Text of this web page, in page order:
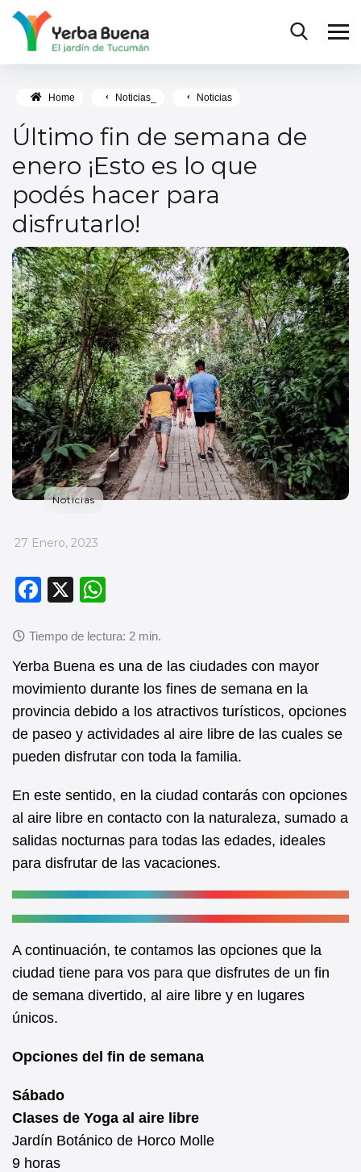
Home Noticias_ Noticias
Último fin de semana de
enero ¡Esto es lo que
podés hacer para
disfrutarlo!
Noticias
_
27 Enero, 2023
F
c
e
b
o
o
k
X
at
s
A
p
p
Yerba Buena es una de las ciudades con mayor
movimiento durante los fines de semana en la
provincia debido a los atractivos turísticos, opciones
de paseo y actividades al aire libre de las cuales se
pueden disfrutar con toda la familia.
En este sentido, en la ciudad contarás con opciones
al aire libre en contacto con la naturaleza, sumado a
salidas nocturnas para todas las edades, ideales
para disfrutar de las vacaciones.
A continuación, te contamos las opciones que la
ciudad tiene para vos para que disfrutes de un fin
de semana divertido, al aire libre y en lugares
únicos.
Opciones del fin de semana
Sábado
Clases de Yoga al aire libre
Jardín Botánico de Horco Molle
9 horas